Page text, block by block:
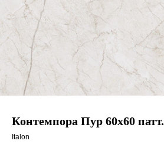
Контемпора Пур 60х60 патт.
Italon